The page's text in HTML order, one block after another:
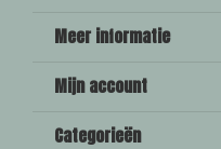
Meer informatie
Mijn account
Categorieën